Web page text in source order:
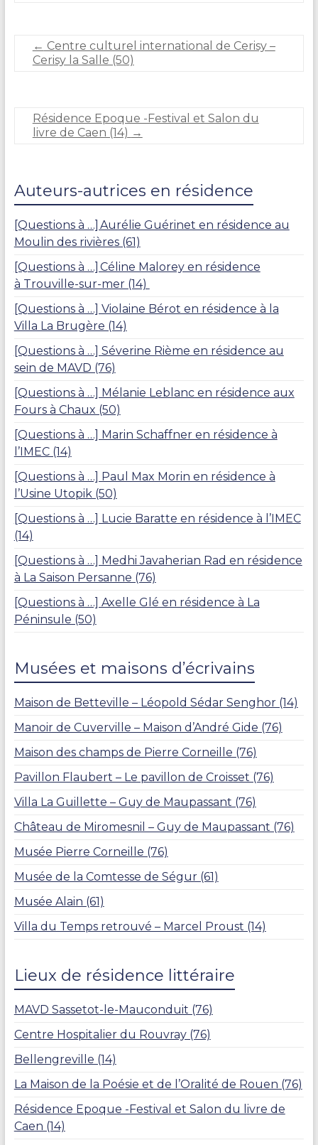
← Centre culturel international de Cerisy –
Cerisy la Salle (50)
Résidence Epoque -Festival et Salon du
livre de Caen (14) →
Auteurs-autrices en résidence
[Questions à …] Aurélie Guérinet en résidence au
Moulin des rivières (61)
[Questions à …] Céline Malorey en résidence
à Trouville-sur-mer (14)
[Questions à …] Violaine Bérot en résidence à la
Villa La Brugère (14)
[Questions à …] Séverine Rième en résidence au
sein de MAVD (76)
[Questions à …] Mélanie Leblanc en résidence aux
Fours à Chaux (50)
[Questions à …] Marin Schaffner en résidence à
l’IMEC (14)
[Questions à …] Paul Max Morin en résidence à
l’Usine Utopik (50)
[Questions à …] Lucie Baratte en résidence à l’IMEC
(14)
[Questions à …] Medhi Javaherian Rad en résidence
à La Saison Persanne (76)
[Questions à …] Axelle Glé en résidence à La
Péninsule (50)
Musées et maisons d’écrivains
Maison de Betteville – Léopold Sédar Senghor (14)
Manoir de Cuverville – Maison d’André Gide (76)
Maison des champs de Pierre Corneille (76)
Pavillon Flaubert – Le pavillon de Croisset (76)
Villa La Guillette – Guy de Maupassant (76)
Château de Miromesnil – Guy de Maupassant (76)
Musée Pierre Corneille (76)
Musée de la Comtesse de Ségur (61)
Musée Alain (61)
Villa du Temps retrouvé – Marcel Proust (14)
Lieux de résidence littéraire
MAVD Sassetot-le-Mauconduit (76)
Centre Hospitalier du Rouvray (76)
Bellengreville (14)
La Maison de la Poésie et de l’Oralité de Rouen (76)
Résidence Epoque -Festival et Salon du livre de
Caen (14)